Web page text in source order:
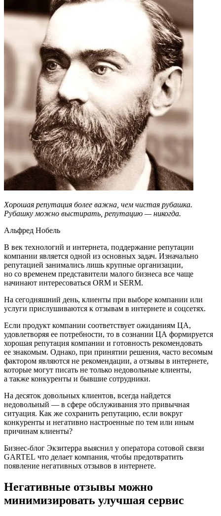
Хорошая репутация более важна, чем чистая рубашка.
Рубашку можно выстирать, репутацию — никогда.
Альфред Нобель
В век технологий и интернета, поддержание репутации
компании является одной из основных задач. Изначально
репутацией занимались лишь крупные организации,
но со временем представители малого бизнеса все чаще
начинают интересоваться ORM и SERM.
На сегодняшний день, клиенты при выборе компании или
услуги прислушиваются к отзывам в интернете и соцсетях.
Если продукт компании соответствует ожиданиям ЦА,
удовлетворяя ее потребности, то в сознании ЦА формируется
хорошая репутация компании и готовность рекомендовать
ее знакомым. Однако, при принятии решения, часто весомым
фактором являются не рекомендации, а отзывы в интернете,
которые могут писать не только недовольные клиенты,
а также конкуренты и бывшие сотрудники.
На десяток довольных клиентов, всегда найдется
недовольный — в сфере обслуживания это привычная
ситуация. Как же сохранить репутацию, если вокруг
конкуренты и негативно настроенные по тем или иным
причинам клиенты?
Бизнес-блог Экзитерра выяснил у оператора сотовой связи
GARTEL что делает компания, чтобы предотвратить
появление негативных отзывов в интернете.
Негативные отзывы можно
минимизировать улучшая сервис